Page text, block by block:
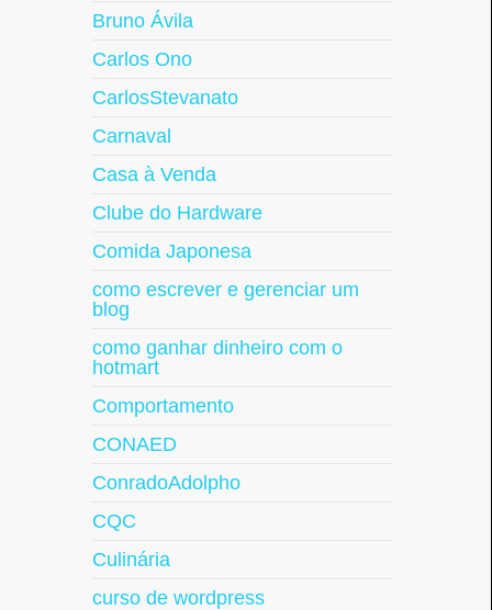
Bruno Ávila
Carlos Ono
CarlosStevanato
Carnaval
Casa à Venda
Clube do Hardware
Comida Japonesa
como escrever e gerenciar um
blog
como ganhar dinheiro com o
hotmart
Comportamento
CONAED
ConradoAdolpho
CQC
Culinária
curso de wordpress